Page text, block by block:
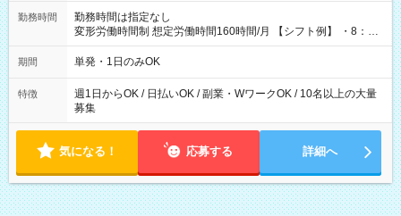
勤務時間
勤務時間は指定なし
変形労働時間制 想定労働時間160時間/月 【シフト例】 ・8：00
～21：00
期間 単発・1日のみOK
特徴
週1日からOK / 日払いOK / 副業・WワークOK / 10名以上の大量
募集
気になる！ 応募する 詳細へ